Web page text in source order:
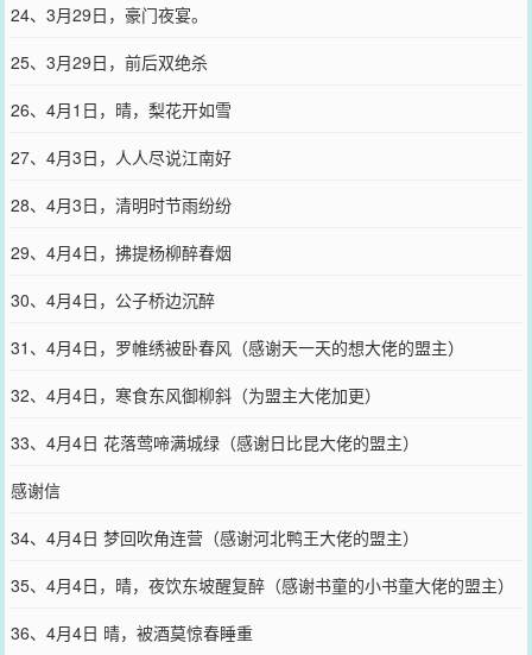
24、3月29日，豪门夜宴。
25、3月29日，前后双绝杀
26、4月1日，晴，梨花开如雪
27、4月3日，人人尽说江南好
28、4月3日，清明时节雨纷纷
29、4月4日，拂提杨柳醉春烟
30、4月4日，公子桥边沉醉
31、4月4日，罗帷绣被卧春风（感谢天一天的想大佬的盟主）
32、4月4日，寒食东风御柳斜（为盟主大佬加更）
33、4月4日 花落莺啼满城绿（感谢日比昆大佬的盟主）
感谢信
34、4月4日 梦回吹角连营（感谢河北鸭王大佬的盟主）
35、4月4日，晴，夜饮东坡醒复醉（感谢书童的小书童大佬的盟主）
36、4月4日 晴，被酒莫惊春睡重